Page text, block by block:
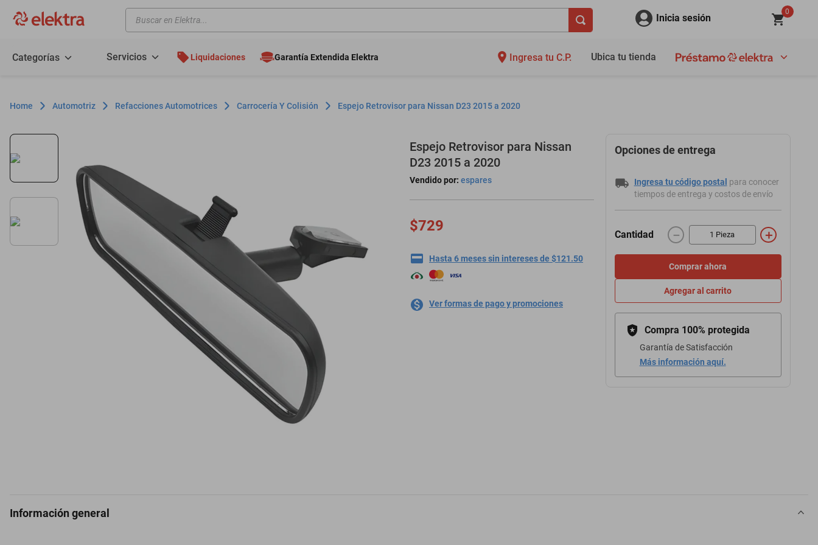
Buscar en Elektra... Inicia sesión
0
Categorías Servicios Liquidaciones Garantía Extendida Elektra Ingresa tu C.P. Ubica tu tienda
Automotriz Refacciones Automotrices Carrocería Y Colisión Espejo Retrovisor para Nissan D23 2015 a 2020
Espejo Retrovisor para Nissan
D23 2015 a 2020
Vendido por: espares
$729
Hasta 6 meses sin intereses de $121.50
Ver formas de pago y promociones
Opciones de entrega
Ingresa tu código postal para conocer
tiempos de entrega y costos de envío
Cantidad ＋
－
Comprar ahora
Agregar al carrito
Compra 100% protegida
Garantía de Satisfacción
Más información aquí.
Información general
motos
oppo
minisplit